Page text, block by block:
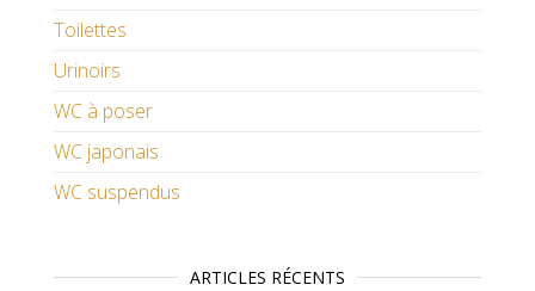
Toilettes
Urinoirs
WC à poser
WC japonais
WC suspendus
ARTICLES RÉCENTS